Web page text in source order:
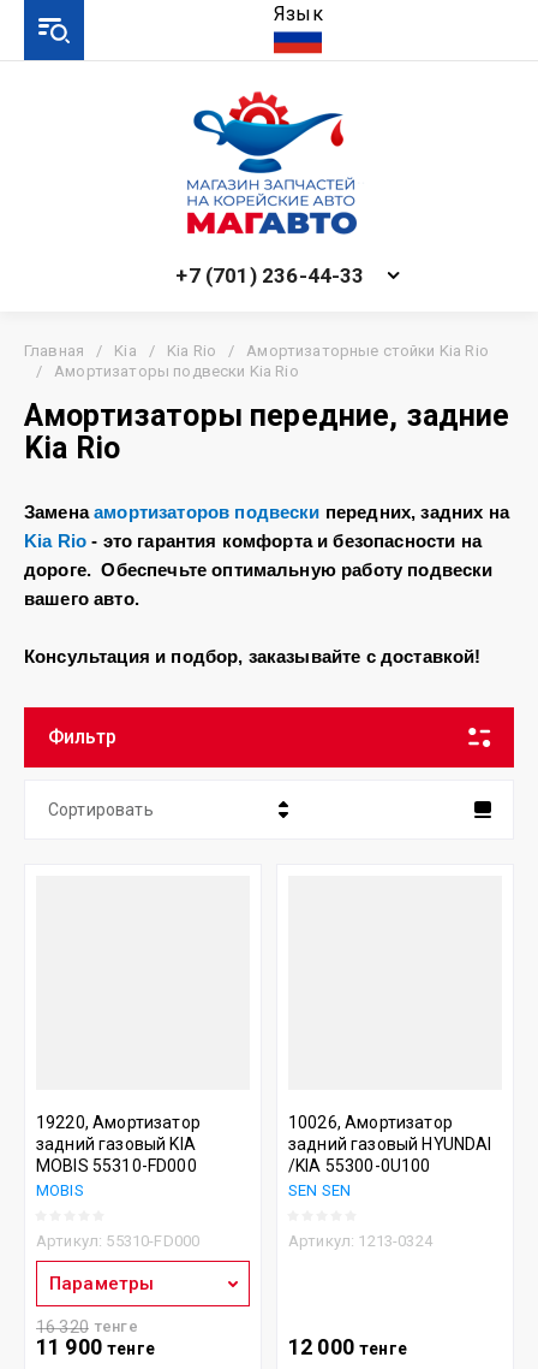
+7 (701) 236-44-33
Главная / Kia / Kia Rio /
Амортизаторные стойки Kia Rio
/
Амортизаторы подвески Kia Rio
Амортизаторы передние, задние
Kia Rio
Заменаамортизаторов подвески передних, задних на
Kia Rio- это гарантия комфорта и безопасности на
дороге. Обеспечьте оптимальную работу подвески
вашего авто.
Консультация и подбор, заказывайте с доставкой!
Фильтр
Сортировать
19220, Амортизатор
задний газовый KIA
MOBIS 55310-FD000
MOBIS
Артикул: 55310-FD000
Параметры
16 320 тенге
11 900 тенге
10026, Амортизатор
задний газовый HYUNDAI
/KIA 55300-0U100
SEN SEN
Артикул: 1213-0324
12 000 тенге
Язык